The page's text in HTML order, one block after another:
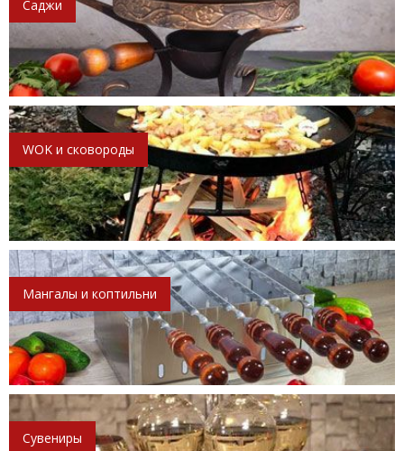
Саджи
WOK и сковороды
Мангалы и коптильни
Сувениры